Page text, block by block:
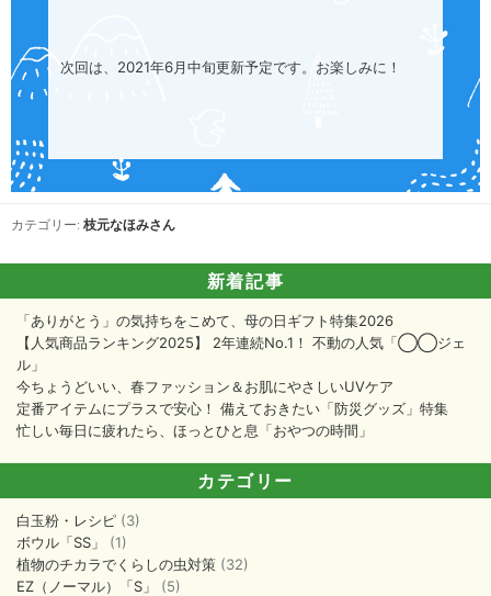
次回は、2021年6月中旬更新予定です。お楽しみに！
カテゴリー: 枝元なほみさん
新着記事
「ありがとう」の気持ちをこめて、母の日ギフト特集2026
【人気商品ランキング2025】 2年連続No.1！ 不動の人気「◯◯ジェ
ル」
今ちょうどいい、春ファッション＆お肌にやさしいUVケア
定番アイテムにプラスで安心！ 備えておきたい「防災グッズ」特集
忙しい毎日に疲れたら、ほっとひと息「おやつの時間」
カテゴリー
白玉粉・レシピ (3)
ボウル「SS」
(1)
植物のチカラでくらしの虫対策 (32)
EZ（ノーマル）「S」
(5)